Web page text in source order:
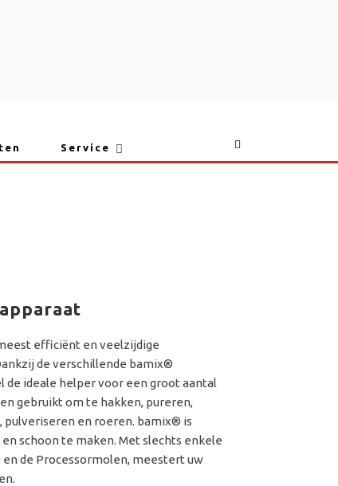
Service
efficiënt en veelzijdige
de verschillende bamix®
de ideale helper voor een groot aantal
gebruikt om te hakken, pureren,
pulveriseren en roeren. bamix® is
schoon te maken. Met slechts enkele
en de Processor­molen, meestert uw